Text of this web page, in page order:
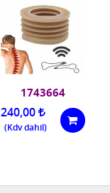
1743664
240,00